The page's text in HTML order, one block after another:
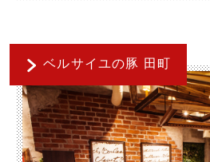
ベルサイユの豚 田町